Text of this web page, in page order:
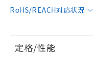
RoHS/REACH対応状況
定格/性能